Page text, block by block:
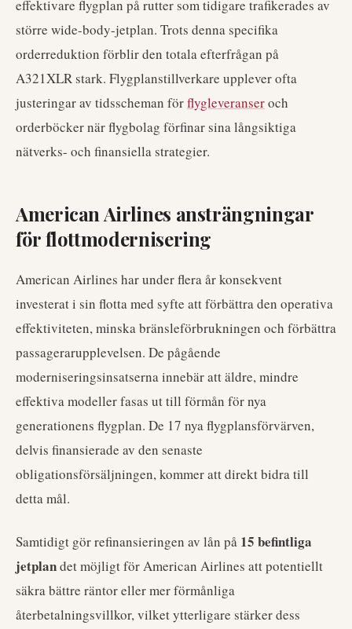
effektivare flygplan på rutter som tidigare trafikerades av
större wide-body-jetplan. Trots denna specifika
orderreduktion förblir den totala efterfrågan på
A321XLR stark. Flygplanstillverkare upplever ofta
justeringar av tidsscheman förflygleveranseroch
orderböcker när flygbolag förfinar sina långsiktiga
nätverks- och finansiella strategier.
American Airlines ansträngningar
för flottmodernisering
American Airlines har under flera år konsekvent
investerat i sin flotta med syfte att förbättra den operativa
effektiviteten, minska bränsleförbrukningen och förbättra
passagerarupplevelsen. De pågående
moderniseringsinsatserna innebär att äldre, mindre
effektiva modeller fasas ut till förmån för nya
generationens flygplan. De 17 nya flygplansförvärven,
delvis finansierade av den senaste
obligationsförsäljningen, kommer att direkt bidra till
detta mål.
Samtidigt gör refinansieringen av lån på 15 befintliga
jetplandet möjligt för American Airlines att potentiellt
säkra bättre räntor eller mer förmånliga
återbetalningsvillkor, vilket ytterligare stärker dess